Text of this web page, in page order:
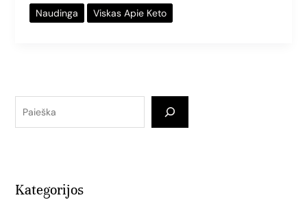
Kategorijos
Naudinga
Viskas Apie Keto